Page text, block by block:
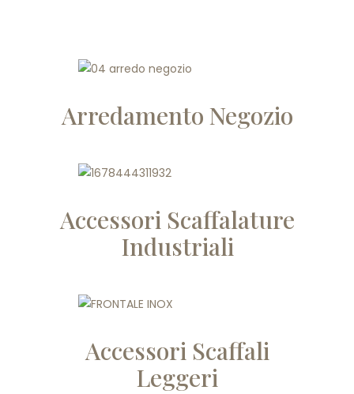
Arredamento Negozio
Accessori Scaffalature
Industriali
Accessori Scaffali
Leggeri